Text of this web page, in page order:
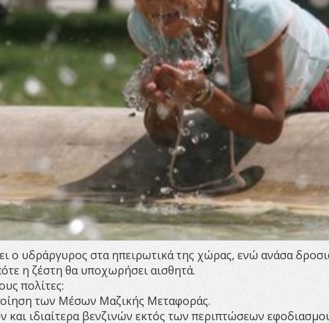
ο υδράργυρος στα ηπειρωτικά της χώρας, ενώ ανάσα
η ζέστη θα υποχωρήσει αισθητά.
πολίτες:
των Μέσων Μαζικής Μεταφοράς.
ιδιαίτερα βενζινών εκτός των περιπτώσεων